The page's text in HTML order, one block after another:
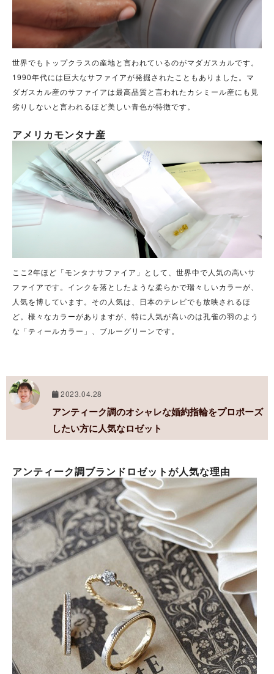
世界でもトップクラスの産地と言われているのがマダガスカルです。
1990年代には巨大なサファイアが発掘されたこともありました。 マ
ダガスカル産のサファイアは最高品質と言われたカシミール産にも見
劣りしないと言われるほど美しい青色が特徴です。
アメリカモンタナ産
ここ2年ほど「モンタナサファイア」として、世界中で人気の高いサ
ファイアです。インクを落としたような柔らかで瑞々しいカラーが、
人気を博しています。その人気は、日本のテレビでも放映されるほ
ど。様々なカラーがありますが、特に人気が高いのは孔雀の羽のよう
な「ティールカラー」、ブルーグリーンです。
2023.04.28
アンティーク調のオシャレな婚約指輪をプロポーズ
したい方に人気なロゼット
アンティーク調ブランドロゼットが人気な理由